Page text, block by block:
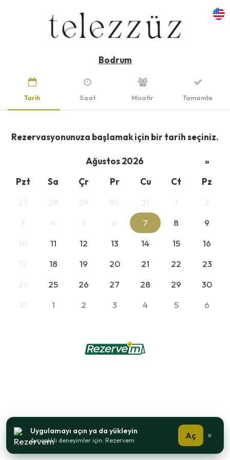
Bodrum
Tarih Saat Misafir Tamamla
Rezervasyonunuza başlamak için bir tarih seçiniz.
Ağustos 2026
»
Pzt
Sa Çr Pr Cu Ct
Pz
7 8
9
11 12 13 14 15
16
18 19 20 21 22
23
25 26 27 28 29
30
1 2 3 4 5 6
Uygulamayı açın ya da yükleyin
Ayrıcalıklı deneyimler için: Rezervem Aç ×